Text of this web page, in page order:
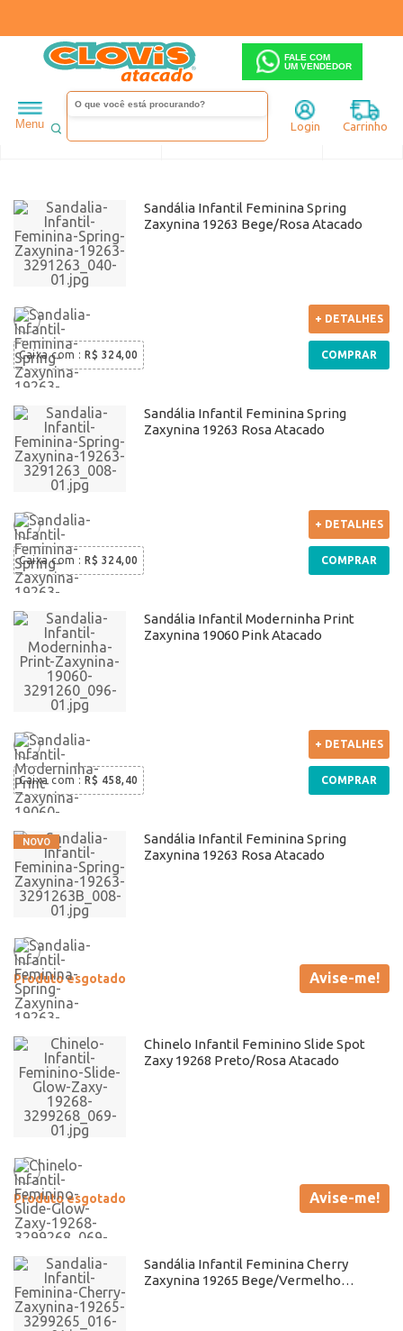
FALE COM
UM VENDEDOR
Menu Login Carrinho
Infantil Zaxy
Ordenar Filtrar
Sandália Infantil Feminina Spring
Zaxynina 19263 Bege/Rosa Atacado
Caixa com : R$ 324,00
+ DETALHES
COMPRAR
Sandália Infantil Feminina Spring
Zaxynina 19263 Rosa Atacado
Caixa com : R$ 324,00
+ DETALHES
COMPRAR
Sandália Infantil Moderninha Print
Zaxynina 19060 Pink Atacado
Caixa com : R$ 458,40
+ DETALHES
COMPRAR
Sandália Infantil Feminina Spring
Zaxynina 19263 Rosa Atacado
Produto esgotado Avise-me!
Chinelo Infantil Feminino Slide Spot
Zaxy 19268 Preto/Rosa Atacado
Produto esgotado Avise-me!
Sandália Infantil Feminina Cherry
Zaxynina 19265 Bege/Vermelho